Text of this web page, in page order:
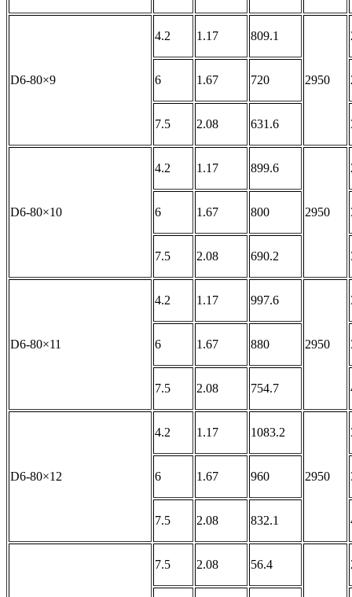
D6-80×9
4.2 1.17 809.1
2950
6 1.67 720
7.5 2.08 631.6
D6-80×10
4.2 1.17 899.6
2950
6 1.67 800
7.5 2.08 690.2
D6-80×11
4.2 1.17 997.6
2950
6 1.67 880
7.5 2.08 754.7
D6-80×12
4.2 1.17 1083.2
2950
6 1.67 960
7.5 2.08 832.1
7.5 2.08 56.4